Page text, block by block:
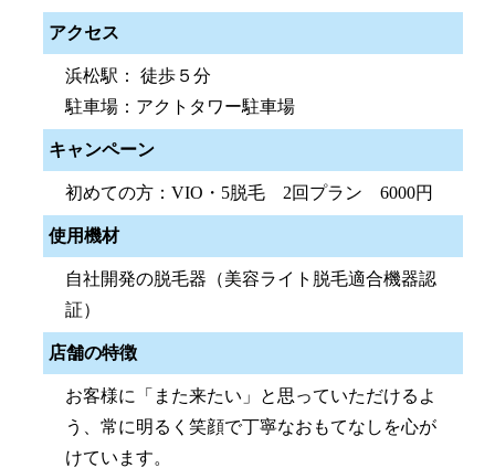
アクセス
浜松駅： 徒歩５分
駐車場：アクトタワー駐車場
キャンペーン
初めての方：VIO・5脱毛 2回プラン 6000円
使用機材
自社開発の脱毛器（美容ライト脱毛適合機器認
証）
店舗の特徴
お客様に「また来たい」と思っていただけるよ
う、常に明るく笑顔で丁寧なおもてなしを心が
けています。